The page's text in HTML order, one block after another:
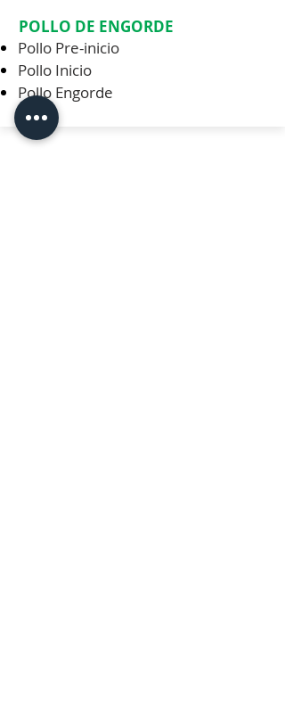
POLLO DE ENGORDE
Pollo Pre-inicio
Pollo Inicio
Pollo Engorde